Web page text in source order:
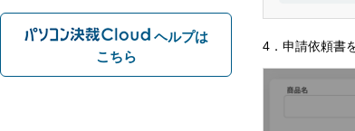
ヘルプは
こちら
4．申請依頼書